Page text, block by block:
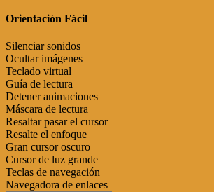
Orientación Fácil
Silenciar sonidos
Ocultar imágenes
Teclado virtual
Guía de lectura
Detener animaciones
Máscara de lectura
Resaltar pasar el cursor
Resalte el enfoque
Gran cursor oscuro
Cursor de luz grande
Teclas de navegación
Navegadora de enlaces